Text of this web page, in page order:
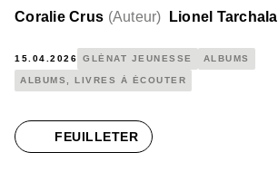
Coralie Crus (Auteur) Lionel Tarchala
15.04.2026 GLÉNAT JEUNESSE ALBUMS
ALBUMS, LIVRES À ÉCOUTER
FEUILLETER